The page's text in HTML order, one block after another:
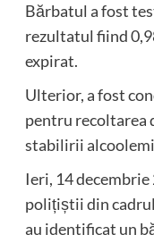
Bărbatul a fost
rezultatul fiind
expirat.
Ulterior, a fost
pentru recoltarea
stabilirii
Ieri, 14
polițiștii din
au identificat un